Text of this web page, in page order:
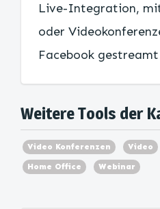
Live-Integration,
oder
Facebook
Weitere Tools der
Video Konferenzen Video
Home Office Webinar